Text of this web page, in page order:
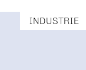
INDUSTRIE